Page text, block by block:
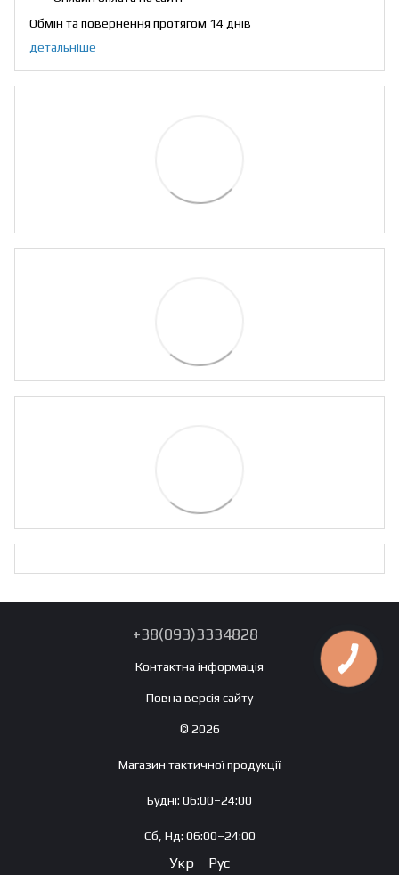
Обмін та повернення протягом 14 днів
детальніше
+38(093)3334828
Контактна інформація
Повна версія сайту
© 2026
Магазин тактичної продукції
Будні: 06:00–24:00
Сб, Нд: 06:00–24:00
Укр Рус